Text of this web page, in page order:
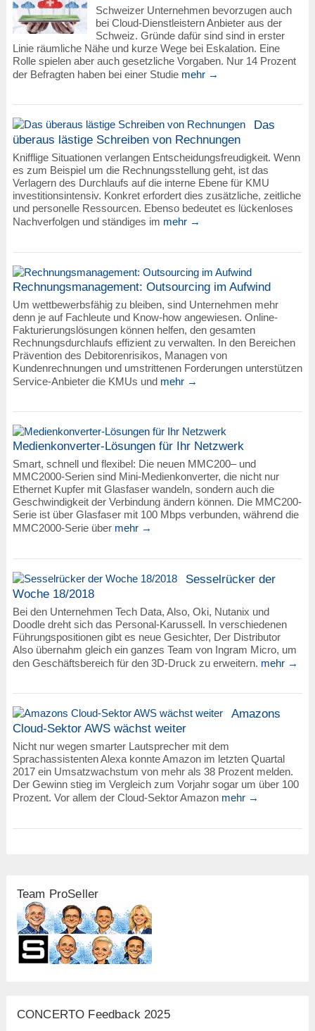
Schweizer Unternehmen bevorzugen auch
bei Cloud-Dienstleistern Anbieter aus der
Schweiz. Gründe dafür sind sind in erster
Linie räumliche Nähe und kurze Wege bei Eskalation. Eine
Rolle spielen aber auch gesetzliche Vorgaben. Nur 14 Prozent
der Befragten haben bei einer Studie mehr →
Das
überaus lästige Schreiben von Rechnungen
Knifflige Situationen verlangen Entscheidungsfreudigkeit. Wenn
es zum Beispiel um die Rechnungsstellung geht, ist das
Verlagern des Durchlaufs auf die interne Ebene für KMU
investitionsintensiv. Konkret erfordert dies zusätzliche, zeitliche
und personelle Ressourcen. Ebenso bedeutet es lückenloses
Nachverfolgen und ständiges im mehr →
Rechnungsmanagement: Outsourcing im Aufwind
Um wettbewerbsfähig zu bleiben, sind Unternehmen mehr
denn je auf Fachleute und Know-how angewiesen. Online-
Fakturierungslösungen können helfen, den gesamten
Rechnungsdurchlaufs effizient zu verwalten. In den Bereichen
Prävention des Debitorenrisikos, Managen von
Kundenrechnungen und umstrittenen Forderungen unterstützen
Service-Anbieter die KMUs und mehr →
Medienkonverter-Lösungen für Ihr Netzwerk
Smart, schnell und flexibel: Die neuen MMC200– und
MMC2000-Serien sind Mini-Medienkonverter, die nicht nur
Ethernet Kupfer mit Glasfaser wandeln, sondern auch die
Geschwindigkeit der Verbindung ändern können. Die MMC200-
Serie ist über Glasfaser mit 100 Mbps verbunden, während die
MMC2000-Serie über mehr →
Sesselrücker der
Woche 18/2018
Bei den Unternehmen Tech Data, Also, Oki, Nutanix und
Doodle dreht sich das Personal-Karussell. In verschiedenen
Führungspositionen gibt es neue Gesichter, Der Distributor
Also übernahm gleich ein ganzes Team von Ingram Micro, um
den Geschäftsbereich für den 3D-Druck zu erweitern. mehr →
Amazons
Cloud-Sektor AWS wächst weiter
Nicht nur wegen smarter Lautsprecher mit dem
Sprachassistenten Alexa konnte Amazon im letzten Quartal
2017 ein Umsatzwachstum von mehr als 38 Prozent melden.
Der Gewinn stieg im Vergleich zum Vorjahr sogar um über 100
Prozent. Vor allem der Cloud-Sektor Amazon mehr →
Team ProSeller
CONCERTO Feedback 2025